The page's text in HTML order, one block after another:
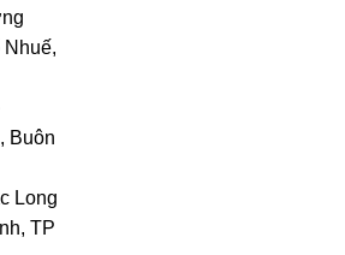
Nhuế,
Buôn
Long
TP